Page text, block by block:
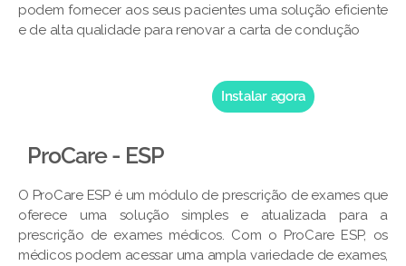
podem fornecer aos seus pacientes uma solução eficiente
e de alta qualidade para renovar a carta de condução
Instalar agora
ProCare - ESP
O ProCare ESP é um módulo de prescrição de exames que
oferece uma solução simples e atualizada para a
prescrição de exames médicos. Com o ProCare ESP, os
médicos podem acessar uma ampla variedade de exames,